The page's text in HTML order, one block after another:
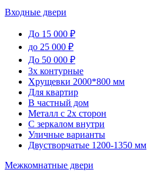
Входные двери
До 15 000 ₽
до 25 000 ₽
До 50 000 ₽
3х контурные
Хрущевки 2000*800 мм
Для квартир
В частный дом
Металл с 2х сторон
С зеркалом внутри
Уличные варианты
Двустворчатые 1200-1350 мм
Межкомнатные двери